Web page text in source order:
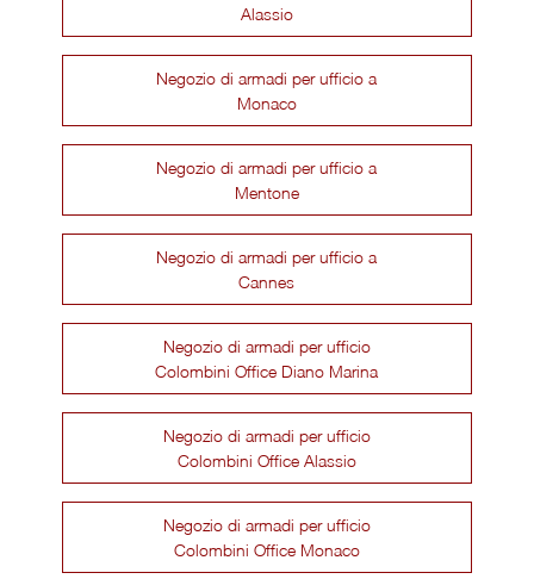
Alassio
Negozio di armadi per ufficio a
Monaco
Negozio di armadi per ufficio a
Mentone
Negozio di armadi per ufficio a
Cannes
Negozio di armadi per ufficio
Colombini Office Diano Marina
Negozio di armadi per ufficio
Colombini Office Alassio
Negozio di armadi per ufficio
Colombini Office Monaco